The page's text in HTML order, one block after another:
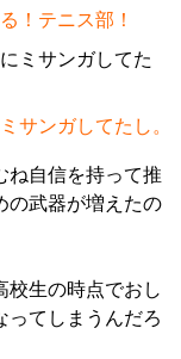
！テニス部！
サンガしてたし。
ね自信を持って推
の武器が増えたの
校生の時点でおし
ってしまうんだろ